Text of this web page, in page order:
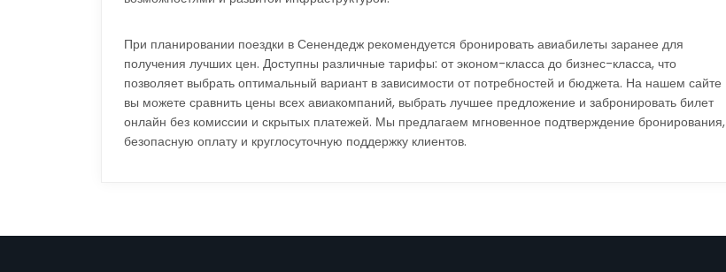
При планировании поездки в Сенендедж рекомендуется бронировать авиабилеты заранее для
получения лучших цен. Доступны различные тарифы: от эконом-класса до бизнес-класса, что
позволяет выбрать оптимальный вариант в зависимости от потребностей и бюджета. На нашем сайте
вы можете сравнить цены всех авиакомпаний, выбрать лучшее предложение и забронировать билет
онлайн без комиссии и скрытых платежей. Мы предлагаем мгновенное подтверждение бронирования,
безопасную оплату и круглосуточную поддержку клиентов.